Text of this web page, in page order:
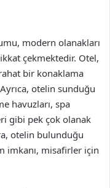
modern olanakları
çekmektedir. Otel,
bir konaklama
otelin sunduğu
havuzları, spa
gibi pek çok olanak
otelin bulunduğu
imkanı, misafirler için